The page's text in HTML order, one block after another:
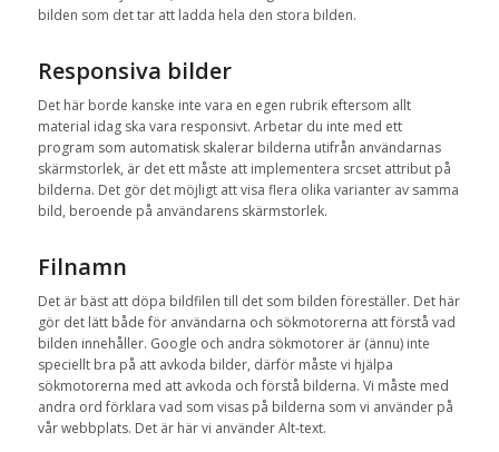
bilden som det tar att ladda hela den stora bilden.
Responsiva bilder
Det här borde kanske inte vara en egen rubrik eftersom allt
material idag ska vara responsivt. Arbetar du inte med ett
program som automatisk skalerar bilderna utifrån användarnas
skärmstorlek, är det ett måste att implementera srcset attribut på
bilderna. Det gör det möjligt att visa flera olika varianter av samma
bild, beroende på användarens skärmstorlek.
Filnamn
Det är bäst att döpa bildfilen till det som bilden föreställer. Det här
gör det lätt både för användarna och sökmotorerna att förstå vad
bilden innehåller. Google och andra sökmotorer är (ännu) inte
speciellt bra på att avkoda bilder, därför måste vi hjälpa
sökmotorerna med att avkoda och förstå bilderna. Vi måste med
andra ord förklara vad som visas på bilderna som vi använder på
vår webbplats. Det är här vi använder Alt-text.